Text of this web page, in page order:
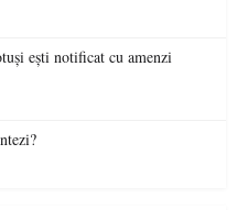
ești notificat cu amenzi